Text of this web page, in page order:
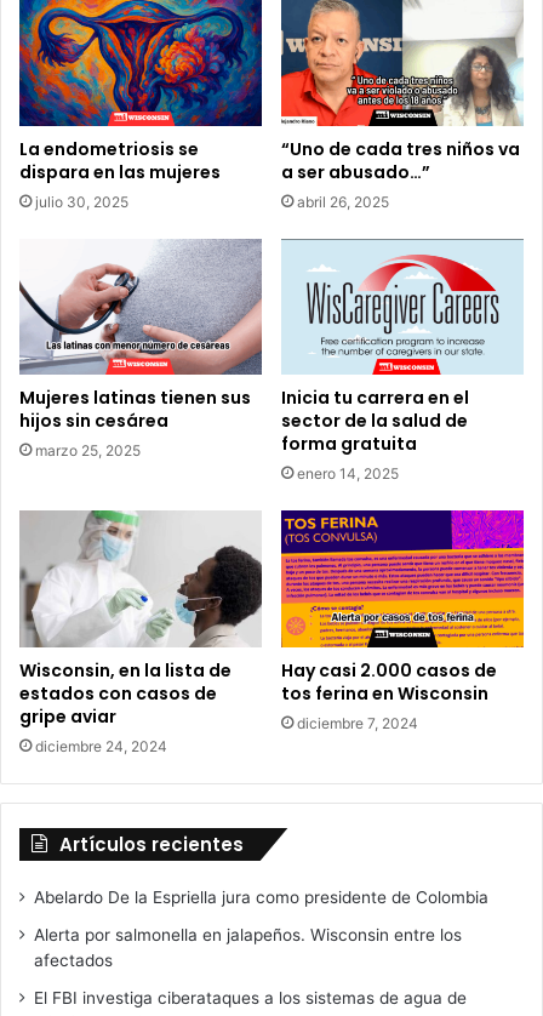
i
m
i
e
n
t
o
o
n
e
a
r
a
n
a
s
f
u
n
e
r
a
s
La endometriosis se
dispara en las mujeres
julio 30, 2025
“Uno de cada tres niños va
a ser abusado…”
abril 26, 2025
Mujeres latinas tienen sus
hijos sin cesárea
marzo 25, 2025
Inicia tu carrera en el
sector de la salud de
forma gratuita
enero 14, 2025
Wisconsin, en la lista de
estados con casos de
gripe aviar
diciembre 24, 2024
Hay casi 2.000 casos de
tos ferina en Wisconsin
diciembre 7, 2024
Artículos recientes
Abelardo De la Espriella jura como presidente de Colombia
Alerta por salmonella en jalapeños. Wisconsin entre los
afectados
El FBI investiga ciberataques a los sistemas de agua de